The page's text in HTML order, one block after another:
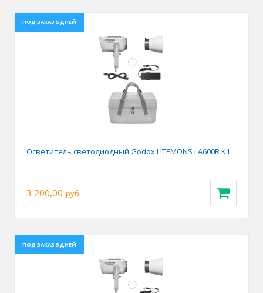
ПОД ЗАКАЗ 5 ДНЕЙ
Осветитель светодиодный Godox LITEMONS LA600R K1
3 200,00 руб.
ПОД ЗАКАЗ 5 ДНЕЙ